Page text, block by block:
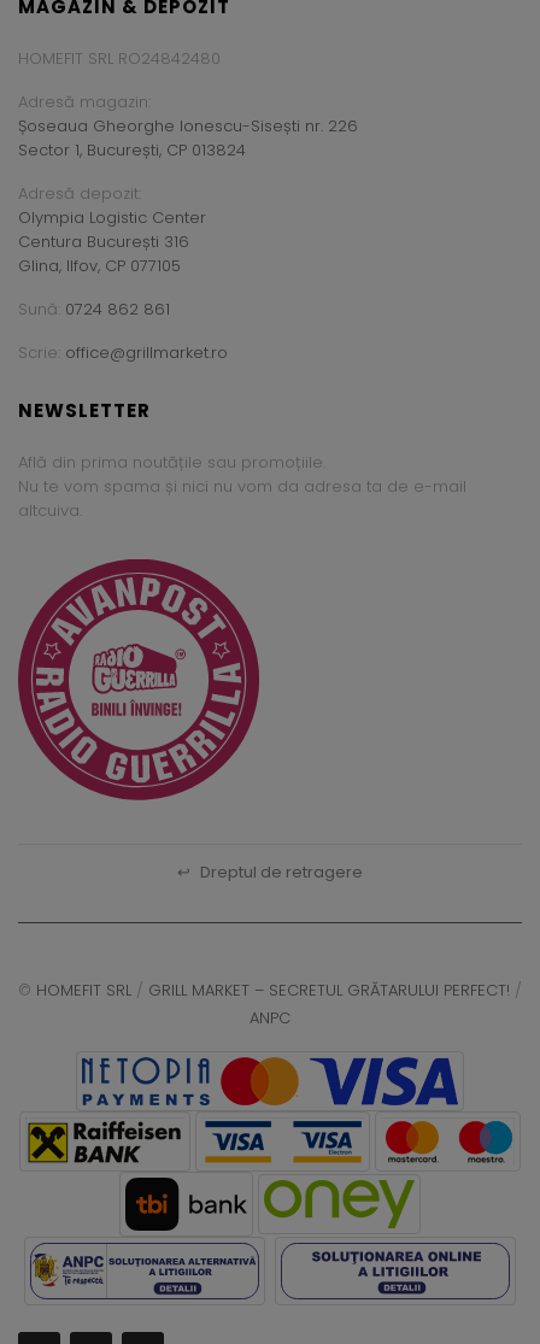
MAGAZIN & DEPOZIT
HOMEFIT SRL RO24842480
Adresă magazin:
Șoseaua Gheorghe Ionescu-Sisești nr. 226
Sector 1, București, CP 013824
Adresă depozit:
Olympia Logistic Center
Centura București 316
Glina, Ilfov, CP 077105
Sună: 0724 862 861
Scrie: office@grillmarket.ro
NEWSLETTER
Află din prima noutățile sau promoțiile.
Nu te vom spama și nici nu vom da adresa ta de e-mail
altcuiva.
↩ Dreptul de retragere
© HOMEFIT SRL / GRILL MARKET – SECRETUL GRĂTARULUI PERFECT! /
ANPC